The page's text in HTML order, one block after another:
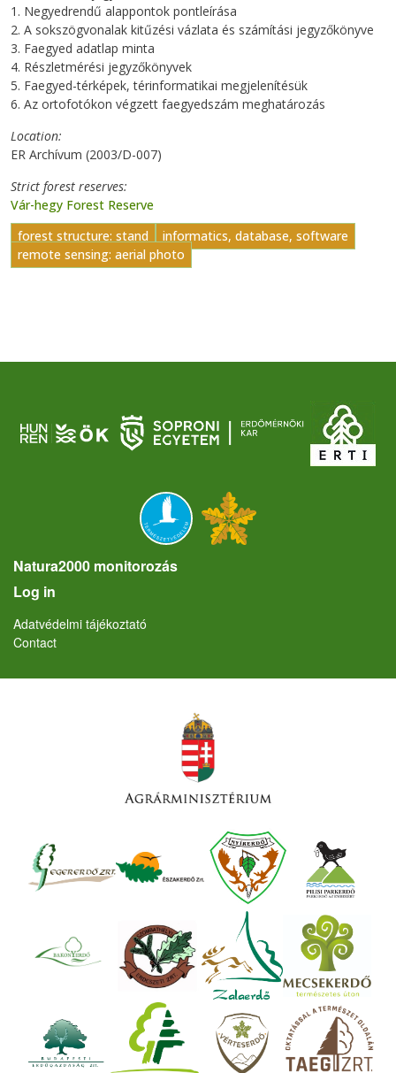
1. Negyedrendű alappontok pontleírása
2. A sokszögvonalak kitűzési vázlata és számítási jegyzőkönyve
3. Faegyed adatlap minta
4. Részletmérési jegyzőkönyvek
5. Faegyed-térképek, térinformatikai megjelenítésük
6. Az ortofotókon végzett faegyedszám meghatározás
Location
ER Archívum (2003/D-007)
Strict forest reserves
Vár-hegy Forest Reserve
forest structure: stand
informatics, database, software
remote sensing: aerial photo
Natura2000 monitorozás
User account menu
Log in
Lábléc
Adatvédelmi tájékoztató
Contact